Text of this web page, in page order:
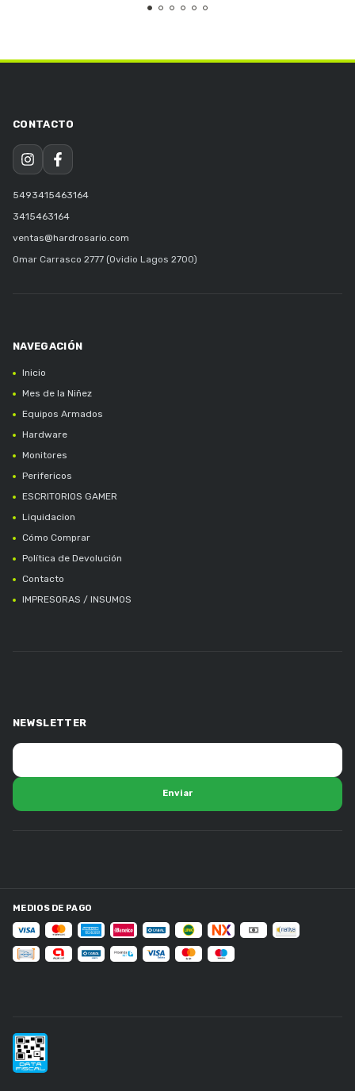
5493415463164
3415463164
ventas@hardrosario.com
Omar Carrasco 2777 (Ovidio Lagos 2700)
Inicio
Mes de la Niñez
Equipos Armados
Hardware
Monitores
Perifericos
ESCRITORIOS GAMER
Liquidacion
Cómo Comprar
Política de Devolución
Contacto
IMPRESORAS / INSUMOS
NEWSLETTER
MEDIOS DE PAGO